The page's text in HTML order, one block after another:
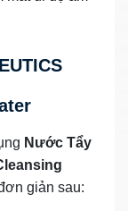
Nước Tẩy
giản sau: